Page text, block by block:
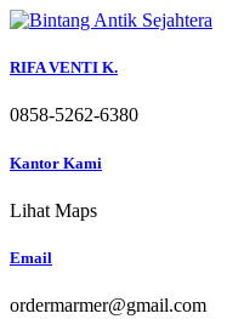
Skip
content
RIFA VENTI K.
0858-5262-6380
Kantor Kami
Lihat Maps
Email
ordermarmer@gmail.com